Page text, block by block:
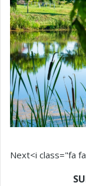
Next<i class="fa